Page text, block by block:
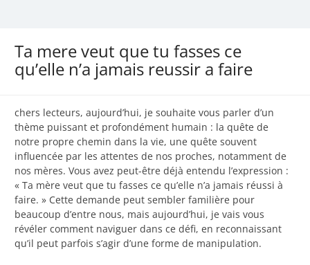
Ta mere veut que tu fasses ce
qu’elle n’a jamais reussir a faire
chers lecteurs, aujourd’hui, je souhaite vous parler d’un
thème puissant et profondément humain : la quête de
notre propre chemin dans la vie, une quête souvent
influencée par les attentes de nos proches, notamment de
nos mères. Vous avez peut-être déjà entendu l’expression :
« Ta mère veut que tu fasses ce qu’elle n’a jamais réussi à
faire. » Cette demande peut sembler familière pour
beaucoup d’entre nous, mais aujourd’hui, je vais vous
révéler comment naviguer dans ce défi, en reconnaissant
qu’il peut parfois s’agir d’une forme de manipulation.